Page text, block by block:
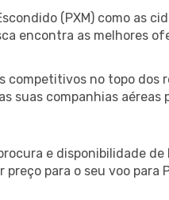
(PXM) como as
encontra as melhores
competitivos no topo dos
suas companhias aéreas
e disponibilidade de
para o seu voo para